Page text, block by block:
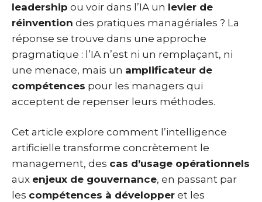
leadership ou voir dans l’IA un levier de
réinvention des pratiques managériales ? La
réponse se trouve dans une approche
pragmatique : l’IA n’est ni un remplaçant, ni
une menace, mais un amplificateur de
compétences pour les managers qui
acceptent de repenser leurs méthodes.
Cet article explore comment l’intelligence
artificielle transforme concrètement le
management, des cas d’usage opérationnels
aux enjeux de gouvernance, en passant par
les compétences à développer et les